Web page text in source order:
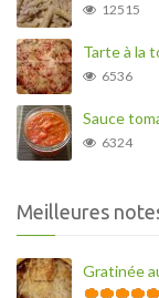
12515
Tarte à la
6536
Sauce
6324
Meilleures
Gratinée